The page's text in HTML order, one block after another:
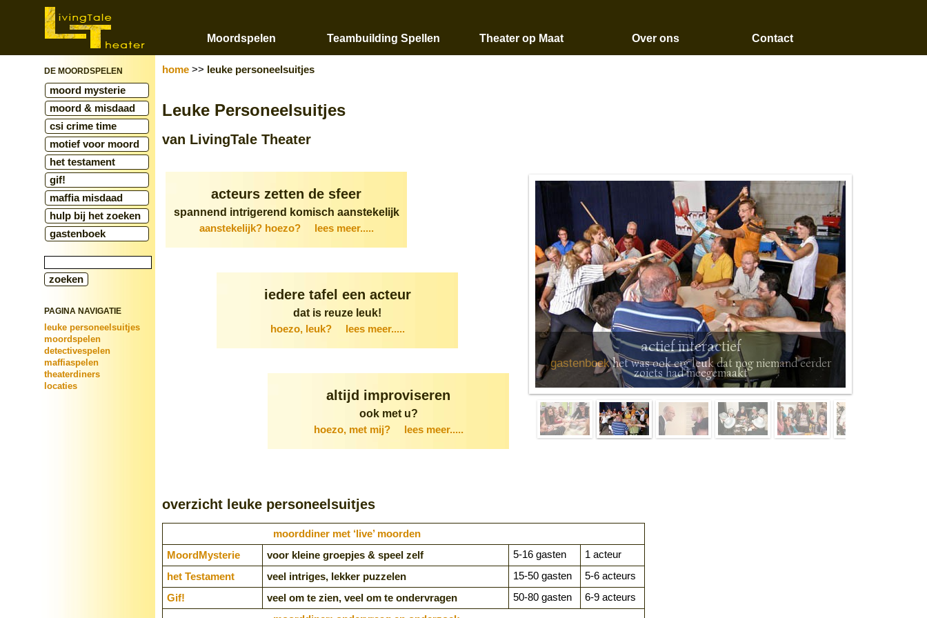
Moordspelen Teambuilding Spellen Theater op Maat Over ons Contact
DE MOORDSPELEN
moord mysterie
moord & misdaad
csi crime time
motief voor moord
het testament
gif!
maffia misdaad
hulp bij het zoeken
gastenboek
PAGINA NAVIGATIE
leuke personeelsuitjes
moordspelen
detectivespelen
maffiaspelen
theaterdiners
locaties
home >> leuke personeelsuitjes
Leuke Personeelsuitjes
van LivingTale Theater
actief interactief
gastenboekhet was ook erg leuk dat nog niemand eerder
zoiets had meegemaakt
acteurs zetten de sfeer
spannend intrigerend komisch aanstekelijk
aanstekelijk? hoezo? lees meer.....
iedere tafel een acteur
dat is reuze leuk!
hoezo, leuk? lees meer.....
altijd improviseren
ook met u?
hoezo, met mij? lees meer.....
overzicht leuke personeelsuitjes
moorddiner met ‘live’ moorden
Moord­Mysterie
voor kleine groepjes & speel zelf 5-16 gasten
1 acteur
het Testament
veel intriges, lekker puzzelen 15-50 gasten
5-6 acteurs
Gif!
veel om te zien, veel om te ondervragen 50-80 gasten
6-9 acteurs